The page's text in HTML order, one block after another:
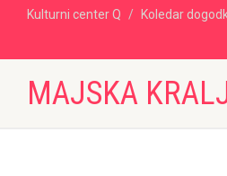
Kulturni center Q Koledar
MAJSKA